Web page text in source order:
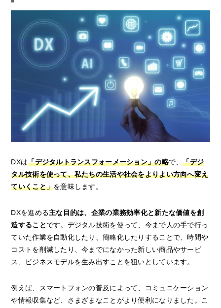
DXは「デジタルトランスフォーメーション」の略で、「デジ
タル技術を使って、私たちの生活や社会をよりよい方向へ変え
ていくこと」を意味します。
DXを進める主な目的は、企業の業務効率化と新たな価値を創
造することです。デジタル技術を使って、今まで人の手で行っ
ていた作業を自動化したり、簡略化したりすることで、時間や
コストを削減したり、今までになかった新しい商品やサービ
ス、ビジネスモデルを生み出すことを狙いとしています。
例えば、スマートフォンの普及によって、コミュニケーション
や情報収集など、さまざまなことがより便利になりました。こ